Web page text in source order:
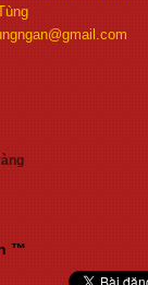
™